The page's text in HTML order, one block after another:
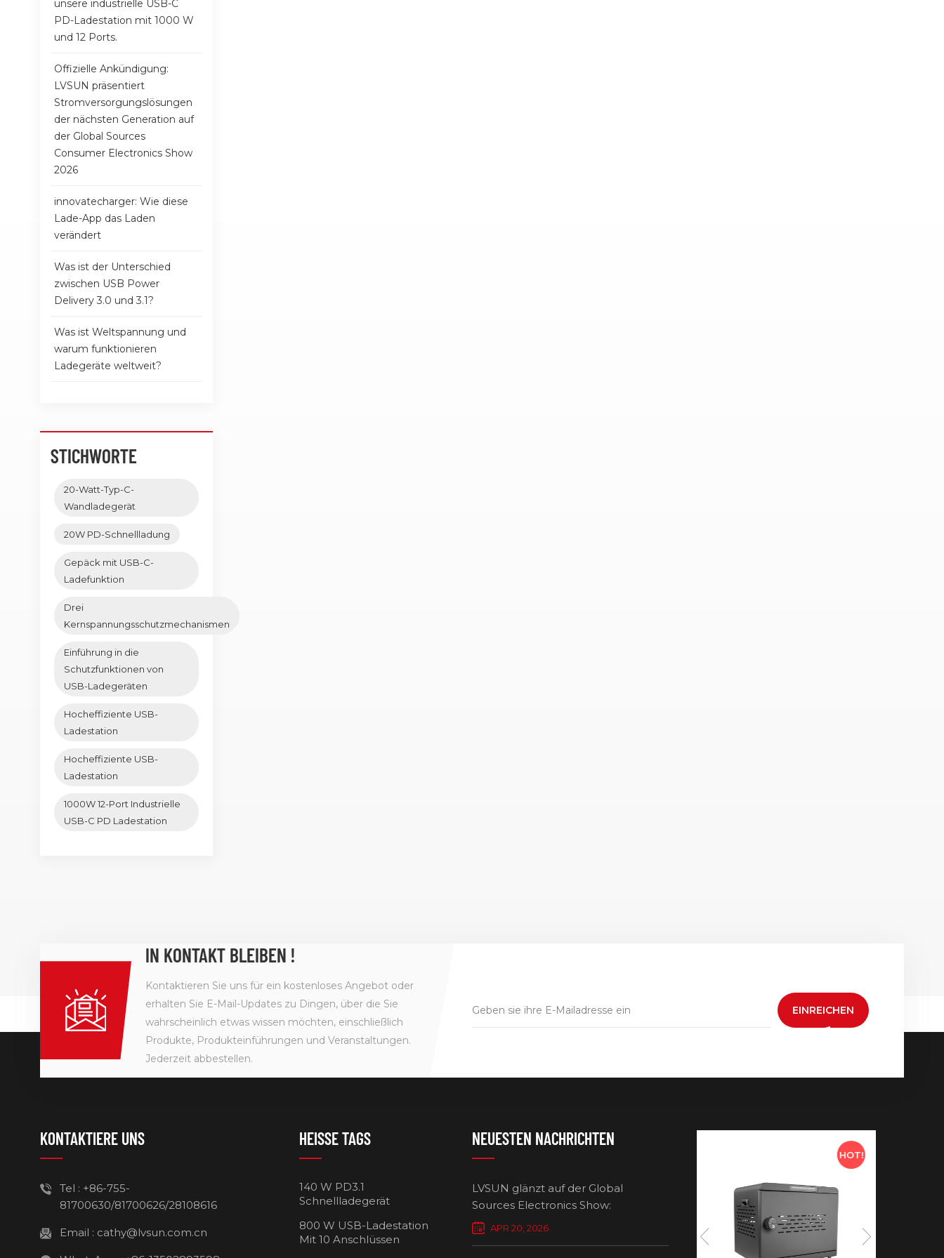
unsere industrielle USB-C
PD-Ladestation mit 1000 W
und 12 Ports.
Offizielle Ankündigung:
LVSUN präsentiert
Stromversorgungslösungen
der nächsten Generation auf
der Global Sources
Consumer Electronics Show
2026
innovatecharger: Wie diese
Lade-App das Laden
verändert
Was ist der Unterschied
zwischen USB Power
Delivery 3.0 und 3.1?
Was ist Weltspannung und
warum funktionieren
Ladegeräte weltweit?
STICHWORTE
20-Watt-Typ-C-
Wandladegerät
20W PD-Schnellladung
Gepäck mit USB-C-
Ladefunktion
Drei
Kernspannungsschutzmechanismen
Einführung in die
Schutzfunktionen von
USB-Ladegeräten
Hocheffiziente USB-
Ladestation
Hocheffiziente USB-
Ladestation
1000W 12-Port Industrielle
USB-C PD Ladestation
IN KONTAKT BLEIBEN !
Kontaktieren Sie uns für ein kostenloses Angebot oder
erhalten Sie E-Mail-Updates zu Dingen, über die Sie
wahrscheinlich etwas wissen möchten, einschließlich
Produkte, Produkteinführungen und Veranstaltungen.
Jederzeit abbestellen.
EINREICHEN
KONTAKTIERE UNS
Tel : +86-755-
81700630/81700626/28108616
Email : cathy@lvsun.com.cn
HEISSE TAGS
140 W PD3.1
Schnellladegerät
800 W USB-Ladestation
Mit 10 Anschlüssen
NEUESTEN NACHRICHTEN
LVSUN glänzt auf der Global
Sources Electronics Show:
Mehrfach-Ladegeräte setzen neue
Maßstäbe für intelligentes Laden
APR 20, 2026
HOT!